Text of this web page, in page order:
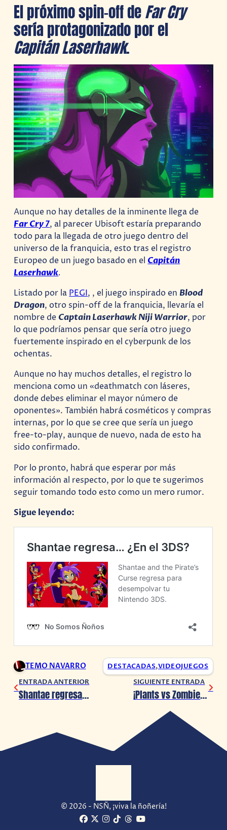
El próximo spin-off deFar Cry
sería protagonizado por el
Capitán Laserhawk.
Aunque no hay detalles de la inminente llega de
Far Cry 7, al parecer Ubisoft estaría preparando
todo para la llegada de otro juego dentro del
universo de la franquicia, esto tras el registro
Europeo de un juego basado en el Capitán
Laserhawk.
Listado por la PEGI, , el juego inspirado en Blood
Dragon, otro spin-off de la franquicia, llevaría el
nombre de Captain Laserhawk Niji Warrior, por
lo que podríamos pensar que sería otro juego
fuertemente inspirado en el cyberpunk de los
ochentas.
Aunque no hay muchos detalles, el registro lo
menciona como un «deathmatch con láseres,
donde debes eliminar el mayor número de
oponentes». También habrá cosméticos y compras
internas, por lo que se cree que sería un juego
free-to-play, aunque de nuevo, nada de esto ha
sido confirmado.
Por lo pronto, habrá que esperar por más
información al respecto, por lo que te sugerimos
seguir tomando todo esto como un mero rumor.
Sigue leyendo:
TEMO NAVARRO DESTACADAS,VIDEOJUEGOS
ENTRADA ANTERIOR
Shantae regresa… ¿En el 3DS?
SIGUIENTE ENTRADA
¡Plants vs Zombies 3: Welcome to Zomburbia ya está disponible! (Pero…)
© 2026 - NSÑ, ¡viva la ñoñería!